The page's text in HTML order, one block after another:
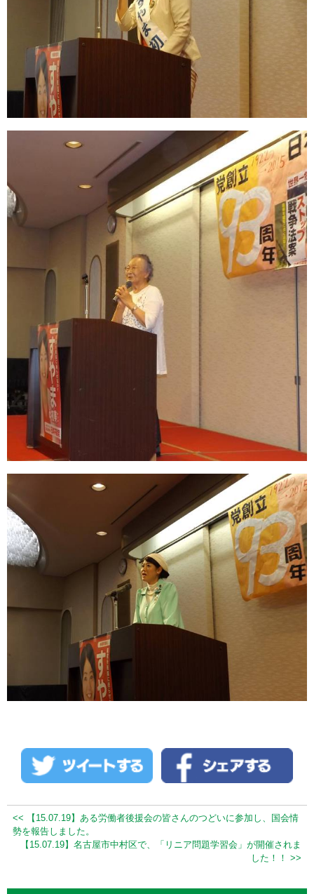
<< 【15.07.19】ある労働者後援会の皆さんのつどいに参加し、国会情
勢を報告しました。
【15.07.19】名古屋市中村区で、「リニア問題学習会」が開催されま
した！！ >>